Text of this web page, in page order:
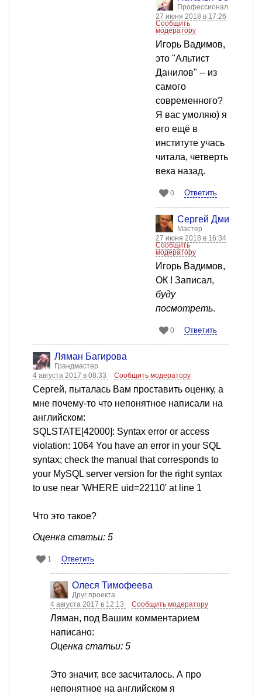
Профессионал
27 июня 2018 в 17:26
Сообщить
модератору
Игорь Вадимов,
это "Альтист
Данилов" -- из
самого
современного?
Я вас умоляю) я
его ещё в
институте учась
читала, четверть
века назад.
0 Ответить
Сергей Дмитриев
Мастер
27 июня 2018 в 16:34
Сообщить
модератору
Игорь Вадимов,
ОК ! Записал,
буду
посмотреть.
0 Ответить
Ляман Багирова
Грандмастер
4 августа 2017 в 08:33
Сообщить модератору
Сергей, пыталась Вам проставить оценку, а
мне почему-то что непонятное написали на
английском:
SQLSTATE[42000]: Syntax error or access
violation: 1064 You have an error in your SQL
syntax; check the manual that corresponds to
your MySQL server version for the right syntax
to use near 'WHERE uid=22110' at line 1
Что это такое?
Оценка статьи: 5
1 Ответить
Олеся Тимофеева
Друг проекта
4 августа 2017 в 12:13
Сообщить модератору
Ляман, под Вашим комментарием
написано:
Оценка статьи: 5
Это значит, все засчиталось. А про
непонятное на английском я